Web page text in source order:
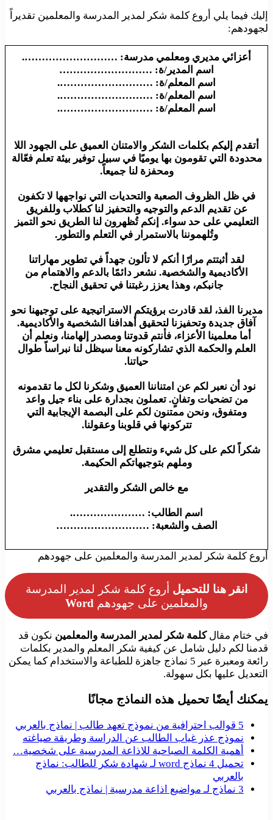
إليك فيما يلي أروع كلمة شكر لمدير المدرسة والمعلمين تقديراً
لجهودهم:
أعزائي مديري ومعلمي مدرسة: ……………………….
اسم المدير/ة: ………………………
اسم المعلم/ة: ……………………….
اسم المعلم/ة: ……………………….
اسم المعلم/ة: ……………………….
أتقدم إليكم بكلمات الشكر والامتنان العميق على الجهود اللا
محدودة التي تقومون بها يوميًا في سبيل توفير بيئة تعلم فعّالة
ومحفزة لنا جميعاً.
في ظل الظروف الصعبة والتحديات التي نواجهها لا تكفون
عن تقديم الدعم والتوجيه والتحفيز لنا كطلاب وللفريق
التعليمي على حد سواء. إنكم تُظهرون لنا الطريق نحو التميز
وتُلهموننا بالاستمرار في التعلم والتطور.
لقد أثبتتم مرارًا أنكم لا تألون جهداً في تطوير مهاراتنا
الأكاديمية والشخصية. نشعر دائمًا بالدعم والاهتمام من
جانبكم، وهذا يعزز رغبتنا في تحقيق النجاح.
مديرنا الفذ، لقد قادرت برؤيتكم الاستراتيجية على توجيهنا نحو
آفاق جديدة وتحفيزنا لتحقيق أهدافنا الشخصية والأكاديمية.
أما معلمينا الأعزاء، فأنتم قدوتنا ومصدر إلهامنا، ونعلم أن
العلم والحكمة الذي تشاركونه معنا سيظل لنا نبراساً طوال
حياتنا.
نود أن نعبر لكم عن امتناننا العميق وشكرنا لكل ما تقدمونه
من تضحيات وتفانٍ. تعملون بجدارة على بناء جيل واعد
ومتفوق، ونحن ممتنون لكم على البصمة الإيجابية التي
تتركونها في قلوبنا وعقولنا.
شكراً لكم على كل شيء ونتطلع إلى مستقبل تعليمي مشرق
وملهم بتوجيهاتكم الحكيمة.
مع خالص الشكر والتقدير
اسم الطالب: ………………….
الصف والشعبة: ………………………
أروع كلمة شكر لمدير المدرسة والمعلمين على جهودهم
انقر هنا للتحميل أروع كلمة شكر لمدير المدرسة
والمعلمين على جهودهم Word
في ختام مقالكلمة شكر لمدير المدرسة والمعلمين نكون قد
قدمنا لكم دليل شامل عن كيفية شكر المعلم والمدير بكلمات
رائعة ومعبرة عبر 5 نماذج جاهزة للطباعة والاستخدام كما يمكن
التعديل عليها بكل سهولة.
يمكنك أيضًا تحميل هذه النماذج مجانًا
5 قوالب احترافية من نموذج تعهد طالب | نماذج بالعربي
نموذج عذر غياب الطالب عن الدراسة وطريقة صياغته
أهمية الكلمة الصباحية للاذاعة المدرسية على شخصية…
تحميل 4 نماذج word لـ شهادة شكر للطالب: نماذج
بالعربي
3 نماذج لـ مواضيع اذاعة مدرسية | نماذج بالعربي